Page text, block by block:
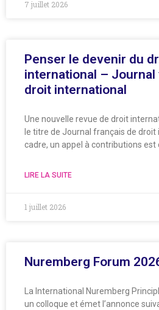
7 juillet 2026
Penser le devenir du
international – Journal
droit international
Une nouvelle revue de droit
le titre de Journal français de droit
cadre, un appel à contributions est
LIRE LA SUITE
1 juillet 2026
Nuremberg Forum
La International Nuremberg
un colloque et émet l’annonce